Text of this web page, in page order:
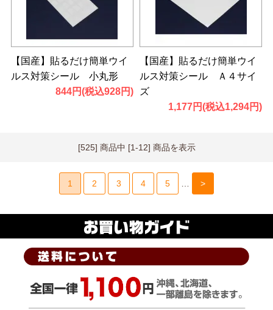
【国産】貼るだけ簡単ウイ
ルス対策シール 小丸形
844円(税込928円)
【国産】貼るだけ簡単ウイ
ルス対策シール Ａ４サイ
ズ
1,177円(税込1,294円)
[525] 商品中 [1-12] 商品を表示
1 2 3 4 5 … >